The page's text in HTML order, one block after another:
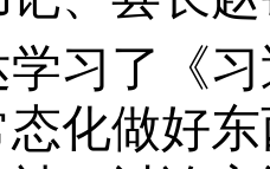
习了《
化做好